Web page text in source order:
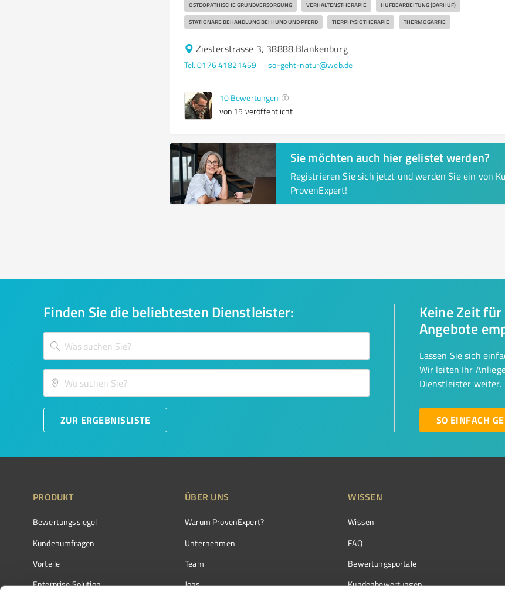
OSTEOPATHISCHE GRUNDVERSORGUNG VERHALTENSTHERAPIE HUFBEARBEITUNG (BARHUF)
STATIONÄRE BEHANDLUNG BEI HUND UND PFERD TIERPHYSIOTHERAPIE THERMOGARFIE
Ziesterstrasse 3, 38888 Blankenburg
Tel. 0176 41821459 so-geht-natur@web.de
10 Bewertungen
von 15 veröffentlicht
Sie möchten auch hier gelistet werden?
Registrieren Sie sich jetzt und werden Sie ein von
ProvenExpert!
Finden Sie die beliebtesten Dienstleister:
ZUR ERGEBNISLISTE
Keine Zeit
Angebote
Lassen Sie sich
Wir leiten Ihr
Dienstleister weiter.
SO EINFACH
PRODUKT
Bewertungssiegel
Kundenumfragen
Vorteile
Enterprise Solution
ÜBER UNS
Warum ProvenExpert?
Unternehmen
Team
Jobs
WISSEN
Wissen
FAQ
Bewertungsportale
Kundenbewertungen